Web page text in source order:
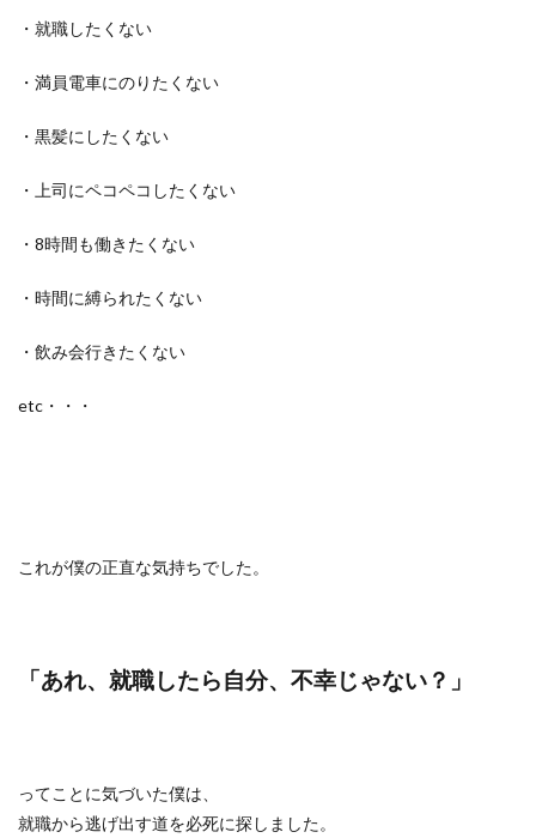
・就職したくない
・満員電車にのりたくない
・黒髪にしたくない
・上司にペコペコしたくない
・8時間も働きたくない
・時間に縛られたくない
・飲み会行きたくない
etc・・・
これが僕の正直な気持ちでした。
「あれ、就職したら自分、不幸じゃない？」
ってことに気づいた僕は、
就職から逃げ出す道を必死に探しました。